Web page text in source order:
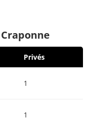
Privés
1
1